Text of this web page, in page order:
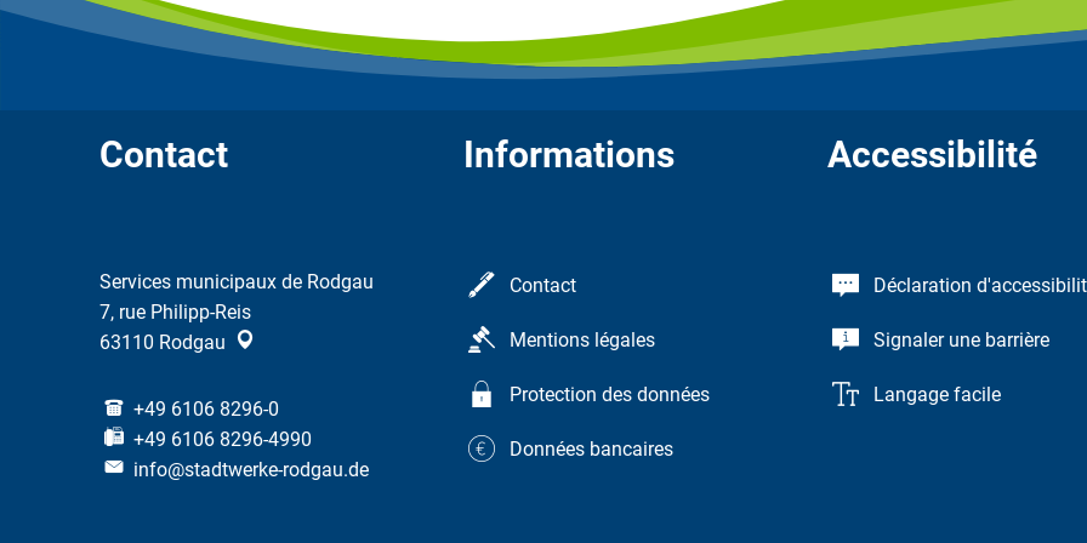
Contact
Services municipaux de Rodgau
7, rue Philipp-Reis
63110 Rodgau
+49 6106 8296-0
+49 6106 8296-4990
info@stadtwerke-rodgau.de
Informations
Contact
Mentions légales
Protection des données
Données bancaires
Accessibilité
Déclaration
Signaler une barrière
Langage facile